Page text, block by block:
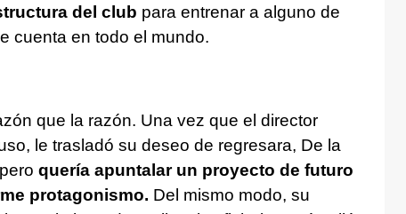
del club para entrenar a alguno de
cuenta en todo el mundo.
que la razón. Una vez que el director
le trasladó su deseo de regresara, De la
quería apuntalar un proyecto de futuro
protagonismo. Del mismo modo, su